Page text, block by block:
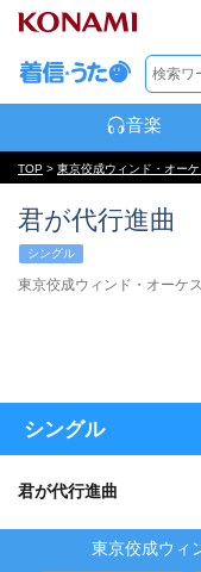
音楽
TOP > 東京佼成ウィンド・オー
君が代行進曲
シングル
東京佼成ウィンド・オーケ
シングル
君が代行進曲
東京佼成ウィ